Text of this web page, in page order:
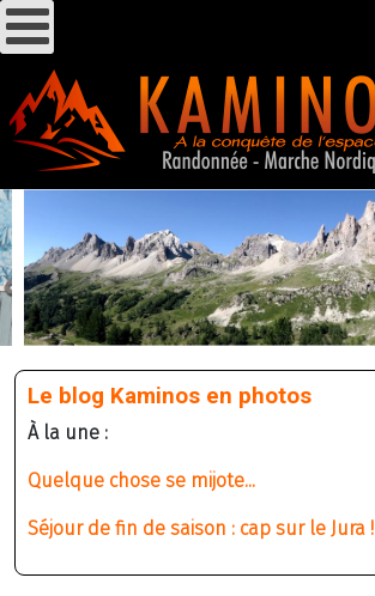
Le blog Kaminos en photos
À la une :
Quelque chose se mijote...
Séjour de fin de saison : cap sur le Jura !